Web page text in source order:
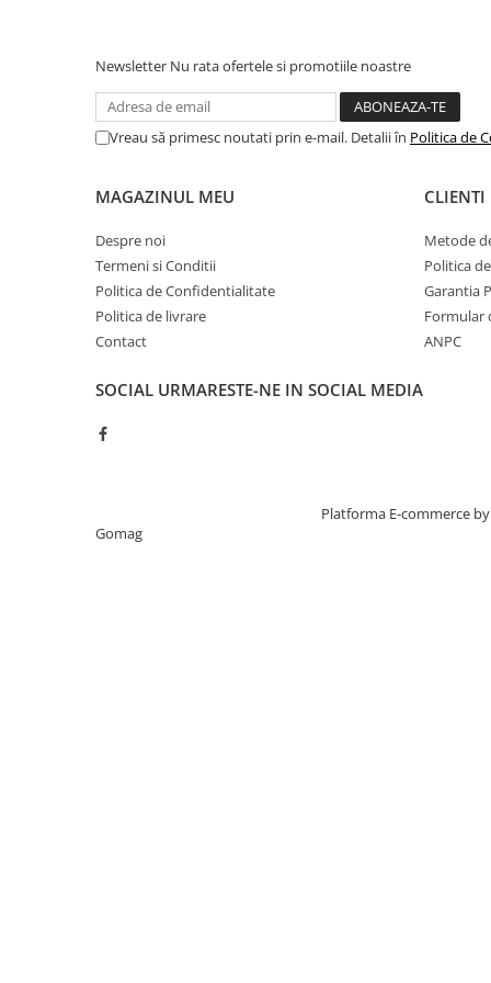
Centuri de Slabit
Componente si Piese Biciclete
Huse protectie biciclete
Accesorii foto & video
Boxe Portabile
Dispozitive Spionaj
Videoproiectoare
1 rezerva = pana la 20 de
Newsletter Nu rata ofertele si promotiile noastre
Vreau să primesc noutati prin e-mail. Detalii în Politica de
MAGAZINUL MEU
Despre noi
Termeni si Conditii
Politica de Confidentialitate
Politica de livrare
Contact
CLIENTI
Metode
Politica
Garantia
Formular
ANPC
SOCIAL URMARESTE-NE IN SOCIAL MEDIA
Platforma E-commerce by
Gomag